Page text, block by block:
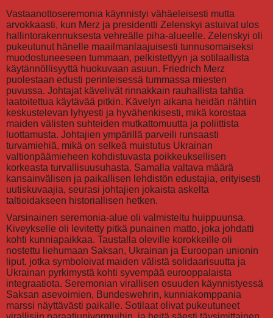
Vastaanottoseremonia käynnistyi vähäeleisesti mutta
arvokkaasti, kun Merz ja presidentti Zelenskyi astuivat ulos
hallintorakennuksesta vehreälle piha-alueelle. Zelenskyi oli
pukeutunut hänelle maailmanlaajuisesti tunnusomaiseksi
muodostuneeseen tummaan, pelkistettyyn ja sotilaallista
käytännöllisyyttä huokuvaan asuun. Friedrich Merz
puolestaan edusti perinteisessä tummassa miesten
puvussa. Johtajat kävelivät rinnakkain rauhallista tahtia
laatoitettua käytävää pitkin. Kävelyn aikana heidän nähtiin
keskustelevan lyhyesti ja hyvähenkisesti, mikä korostaa
maiden välisten suhteiden mutkattomuutta ja poliittista
luottamusta. Johtajien ympärillä parveili runsaasti
turvamiehiä, mikä on selkeä muistutus Ukrainan
valtionpäämieheen kohdistuvasta poikkeuksellisen
korkeasta turvallisuusuhasta. Samalla valtava määrä
kansainvälisen ja paikallisen lehdistön edustajia, erityisesti
uutiskuvaajia, seurasi johtajien jokaista askelta
taltioidakseen historiallisen hetken.
Varsinainen seremonia-alue oli valmisteltu huippuunsa.
Kiveykselle oli levitetty pitkä punainen matto, joka johdatti
kohti kunniapaikkaa. Taustalla oleville korokkeille oli
nostettu liehumaan Saksan, Ukrainan ja Euroopan unionin
liput, jotka symboloivat maiden välistä solidaarisuutta ja
Ukrainan pyrkimystä kohti syvempää eurooppalaista
integraatiota. Seremonian virallisen osuuden käynnistyessä
Saksan asevoimien, Bundeswehrin, kunniakomppania
marssi näyttävästi paikalle. Sotilaat olivat pukeutuneet